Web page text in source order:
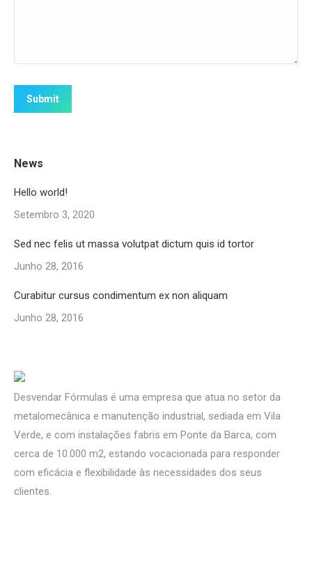
Submit
News
Hello world!
Setembro 3, 2020
Sed nec felis ut massa volutpat dictum quis id tortor
Junho 28, 2016
Curabitur cursus condimentum ex non aliquam
Junho 28, 2016
Desvendar Fórmulas é uma empresa que atua no setor da
metalomecânica e manutenção industrial, sediada em Vila
Verde, e com instalações fabris em Ponte da Barca, com
cerca de 10.000 m2, estando vocacionada para responder
com eficácia e flexibilidade às necessidades dos seus
clientes.